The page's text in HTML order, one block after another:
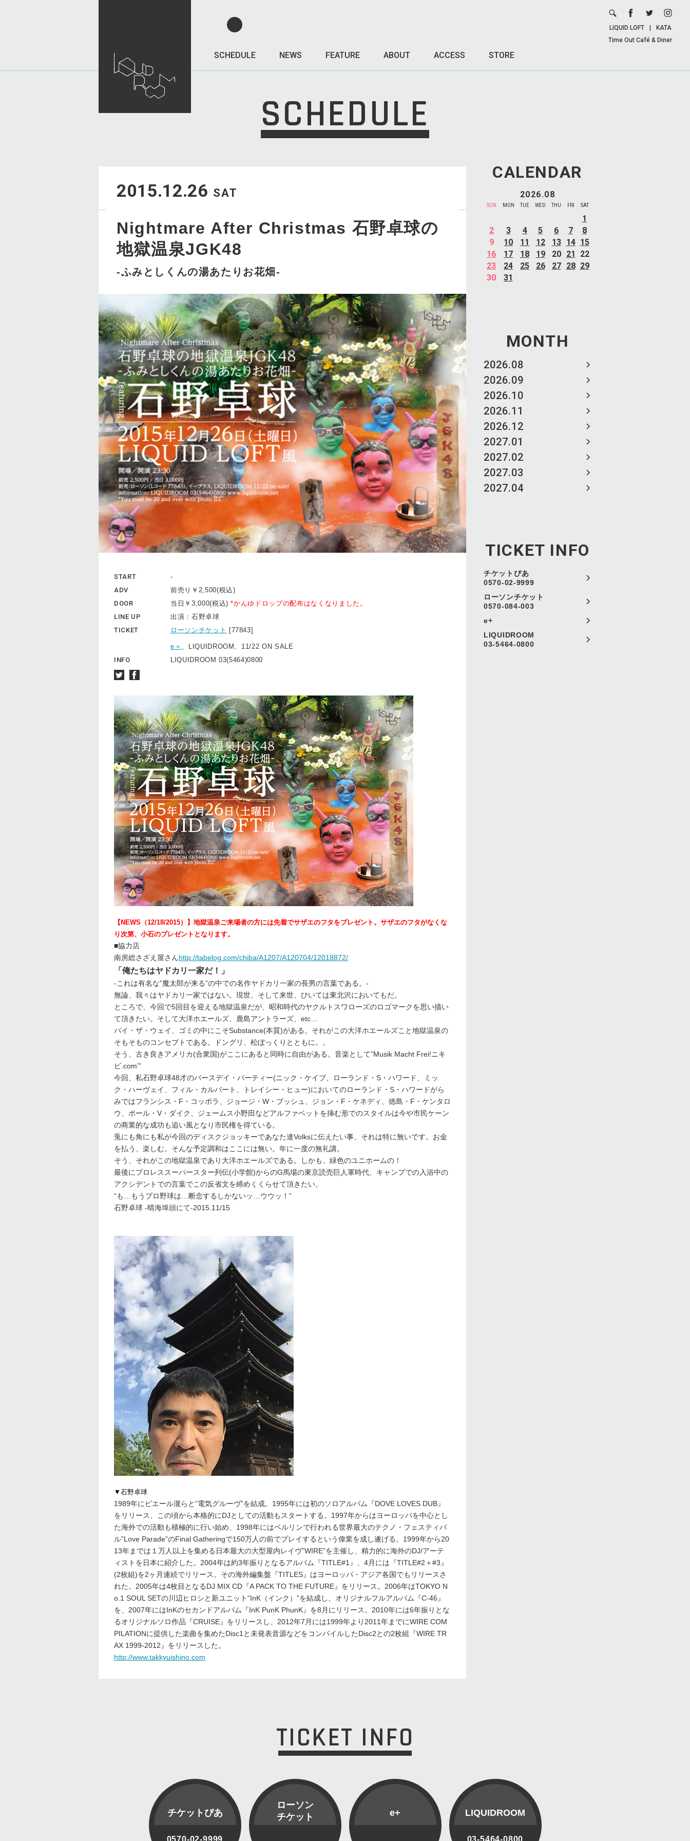
SCHEDULE NEWS FEATURE ABOUT ACCESS STORE
LIQUID LOFT
KATA
Time Out Café & Diner
SCHEDULE
CALENDAR
2026.08
SUN MON TUE WED THU FRI SAT
1
2
3 4 5 6 7
8
9
10 11 12 13 14 15
16
17 18 19 20 21
22
23
24 25 26 27 28 29
30
31
MONTH
2026.08
2026.09
2026.10
2026.11
2026.12
2027.01
2027.02
2027.03
2027.04
TICKET INFO
チケットぴあ
0570-02-9999
ローソンチケット
0570-084-003
e+
LIQUIDROOM
03-5464-0800
2015.12.26 SAT
Nightmare After Christmas 石野卓球の
地獄温泉JGK48
-ふみとしくんの湯あたりお花畑-
START
-
ADV
前売り￥2,500(税込)
DOOR
当日￥3,000(税込)*かんゆドロップの配布はなくなりました。
LINE UP
出演：石野卓球
TICKET
ローソンチケット [77843]
e＋
、LIQUIDROOM、11/22 ON SALE
INFO
LIQUIDROOM 03(5464)0800
【NEWS（12/18/2015）】地獄温泉ご来場者の方には先着でサザエのフタをプレゼント。サザエのフタがなくな
り次第、小石のプレゼントとなります。
■協力店
南房総さざえ屋さんhttp://tabelog.com/chiba/A1207/A120704/12018872/
「俺たちはヤドカリ一家だ！」
-これは有名な”魔太郎が来る”の中での名作ヤドカリ一家の長男の言葉である。-
無論、我々はヤドカリ一家ではない。現世、そして来世、ひいては東北沢においてもだ。
ところで、今回で5回目を迎える地獄温泉だが、昭和時代のヤクルトスワローズのロゴマークを思い描い
て頂きたい。そして大洋ホエールズ、鹿島アントラーズ、etc…
バイ・ザ・ウェイ、ゴミの中にこそSubstance(本質)がある。それがこの大洋ホエールズこと地獄温泉の
そもそものコンセプトである。ドングリ、松ぼっくりとともに。。
そう、古き良きアメリカ(合衆国)がここにあると同時に自由がある。音楽として”Musik Macht Frei!ニキ
ビ.com’”
今回、私石野卓球48才のバースデイ・パーティー(ニック・ケイブ、ローランド・S・ハワード、ミッ
ク・ハーヴェイ、フィル・カルバート、トレイシー・ヒュー)においてのローランド・S・ハワードがら
みではフランシス・F・コッポラ、ジョージ・W・ブッシュ、ジョン・F・ケネディ、徳島・F・ケンタロ
ウ、ポール・V・ダイク、ジェームス小野田などアルファベットを挿む形でのスタイルは今や市民ケーン
の商業的な成功も追い風となり市民権を得ている。
兎にも角にも私が今回のディスクジョッキーであなた達Volksに伝えたい事、それは特に無いです。お金
を払う、楽しむ。そんな予定調和はここには無い。年に一度の無礼講。
そう、それがこの地獄温泉であり大洋ホエールズである。しかも、緑色のユニホームの！
最後にプロレススーパースター列伝(小学館)からのG馬場の東京読売巨人軍時代、キャンプでの入浴中の
アクシデントでの言葉でこの反省文を締めくくらせて頂きたい。
“も…もうプロ野球は…断念するしかないッ…ウウッ！”
石野卓球 -晴海埠頭にて-2015.11/15
▼石野卓球
1989年にピエール瀧らと”電気グルーヴ”を結成。1995年には初のソロアルバム『DOVE LOVES DUB』
をリリース、この頃から本格的にDJとしての活動もスタートする。1997年からはヨーロッパを中心とし
た海外での活動も積極的に行い始め、1998年にはベルリンで行われる世界最大のテクノ・フェスティバ
ル”Love Parade”のFinal Gatheringで150万人の前でプレイするという偉業を成し遂げる。1999年から20
13年までは１万人以上を集める日本最大の大型屋内レイヴ”WIRE”を主催し、精力的に海外のDJ/アーテ
ィストを日本に紹介した。2004年は約3年振りとなるアルバム『TITLE#1』、4月には『TITLE#2＋#3』
(2枚組)を2ヶ月連続でリリース。その海外編集盤『TITLES』はヨーロッパ・アジア各国でもリリースさ
れた。2005年は4枚目となるDJ MIX CD『A PACK TO THE FUTURE』をリリース。2006年はTOKYO N
o.1 SOUL SETの川辺ヒロシと新ユニット“InK（インク）”を結成し、オリジナルフルアルバム『C-46』
を、2007年にはInKのセカンドアルバム『InK PunK PhunK』を8月にリリース。2010年には6年振りとな
るオリジナルソロ作品『CRUISE』をリリースし、2012年7月には1999年より2011年までにWIRE COM
PILATIONに提供した楽曲を集めたDisc1と未発表音源などをコンパイルしたDisc2との2枚組『WIRE TR
AX 1999-2012』をリリースした。
http://www.takkyuishino.com
TICKET INFO
チケットぴあ
0570-02-9999
ローソン
チケット
e+ LIQUIDROOM
03-5464-0800